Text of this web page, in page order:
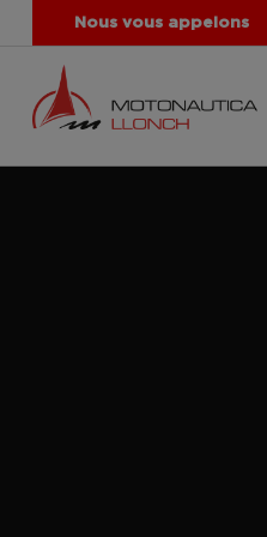
Nous vous appelons